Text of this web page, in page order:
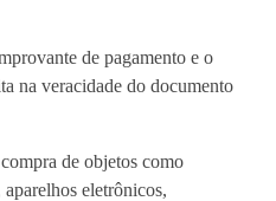
de pagamento e o
na veracidade do documento
de objetos como
eletrônicos,